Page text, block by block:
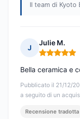
Il team di Kyoto
J
Julie M.
Nota: 5 su 5
Pubblicato il 21/12/
a seguito di un
Bella ceramica e
Recensione tradotta